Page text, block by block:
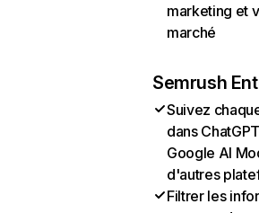
marketing et
marché
Semrush
Suivez
dans
Google AI
d'autres
Filtrer les